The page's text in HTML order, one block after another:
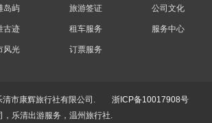
岛屿
古迹
风光
旅游签证
租车服务
订票服务
公司文化
服务中心
清市康辉旅行社有限公司. 浙ICP备10017908号
乐清出游服务，温州旅行社.